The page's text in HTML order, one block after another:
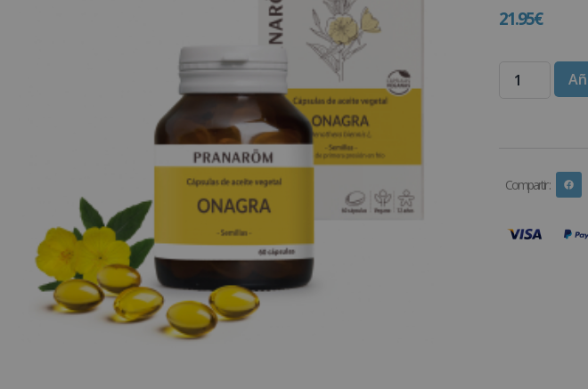
21.95€
Compartir :